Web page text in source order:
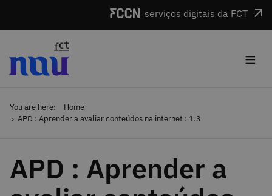
serviços digitais da FCT
≡
You are here:
Home
APD : Aprender a avaliar conteúdos na internet : 1.3
APD : Aprender a